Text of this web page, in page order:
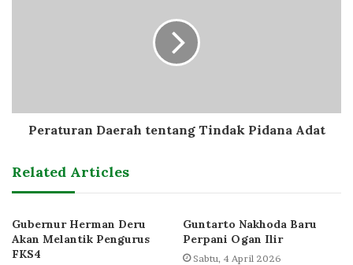
Peraturan Daerah tentang Tindak Pidana Adat
Related Articles
Gubernur Herman Deru
Akan Melantik Pengurus
FKS4
Guntarto Nakhoda Baru
Perpani Ogan Ilir
Sabtu, 4 April 2026